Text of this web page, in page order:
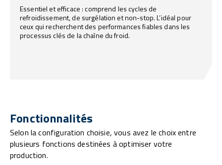
Essentiel et efficace : comprend les cycles de
refroidissement, de surgélation et non-stop. L’idéal pour
ceux qui recherchent des performances fiables dans les
processus clés de la chaîne du froid.
Fonctionnalités
Selon la configuration choisie, vous avez le choix entre
plusieurs fonctions destinées à optimiser votre
production.